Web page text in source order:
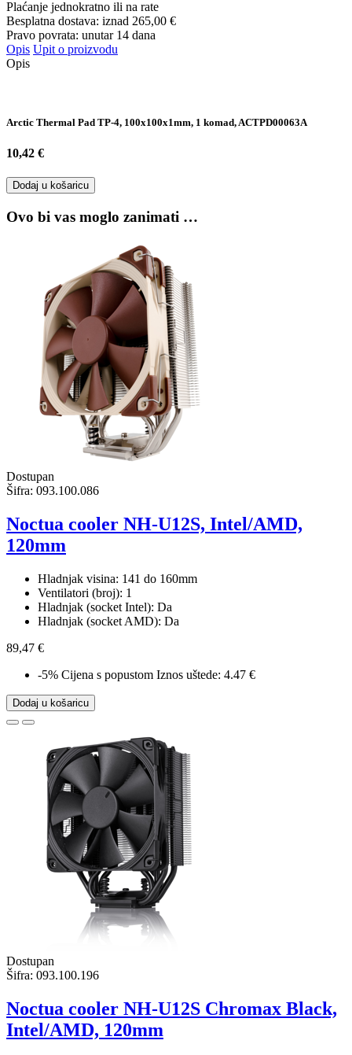
Plaćanje jednokratno ili na rate
Besplatna dostava: iznad 265,00 €
Pravo povrata: unutar 14 dana
Opis Upit o proizvodu
Opis
Arctic Thermal Pad TP-4, 100x100x1mm, 1 komad, ACTPD00063A
10,42 €
Dodaj u košaricu
Ovo bi vas moglo zanimati …
Dostupan
Šifra: 093.100.086
Noctua cooler NH-U12S, Intel/AMD,
120mm
Hladnjak visina: 141 do 160mm
Ventilatori (broj): 1
Hladnjak (socket Intel): Da
Hladnjak (socket AMD): Da
89,47 €
-5% Cijena s popustom Iznos uštede: 4.47 €
Dodaj u košaricu
Dostupan
Šifra: 093.100.196
Noctua cooler NH-U12S Chromax Black,
Intel/AMD, 120mm